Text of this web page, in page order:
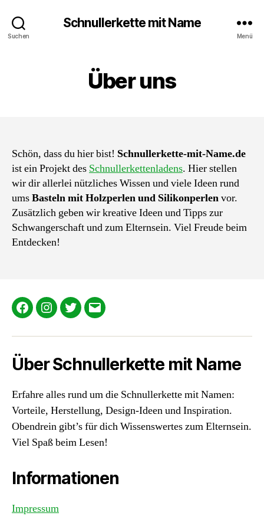
Suchen
Schnullerkette mit Name
Menü
Über uns
Schön, dass du hier bist! Schnullerkette-mit-Name.de
ist ein Projekt des Schnullerkettenladens. Hier stellen
wir dir allerlei nützliches Wissen und viele Ideen rund
umsBasteln mit Holzperlen und Silikonperlenvor.
Zusätzlich geben wir kreative Ideen und Tipps zur
Schwangerschaft und zum Elternsein. Viel Freude beim
Entdecken!
FacebookInstagram
Twitter
E-
Über Schnullerkette mit Name
Erfahre alles rund um die Schnullerkette mit Namen:
Vorteile, Herstellung, Design-Ideen und Inspiration.
Obendrein gibt’s für dich Wissenswertes zum Elternsein.
Viel Spaß beim Lesen!
Informationen
Impressum